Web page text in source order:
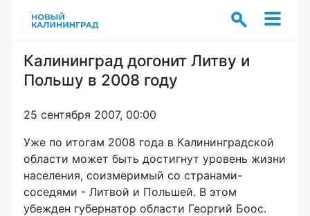
Калининград догонит Литву и
Польшу в 2008 году
25 сентября 2007, 00:00
Уже по итогам 2008 года в Калининградской
области может быть достигнут уровень жизни
населения, соизмеримый со странами-
соседями - Литвой и Польшей. В этом
убежден губернатор области Георгий Боос.